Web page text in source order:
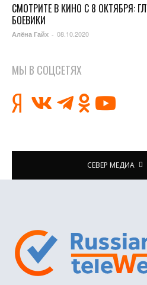
СМОТРИТЕ В КИНО С 8 ОКТЯБРЯ:
БОЕВИКИ
Алёна Гайх - 08.10.2020
МЫ В СОЦСЕТЯХ
СЕВЕР МЕДИА